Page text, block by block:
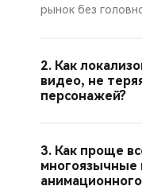
рынок без
2. Как
видео, не
персонажей?
3. Как проще
многоязычные